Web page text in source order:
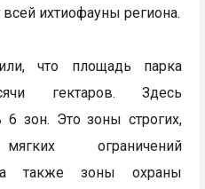
всей ихтиофауны региона.
что площадь парка
гектаров. Здесь
6 зон. Это зоны строгих,
ограничений
а также зоны охраны